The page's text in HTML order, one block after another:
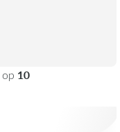
op 10